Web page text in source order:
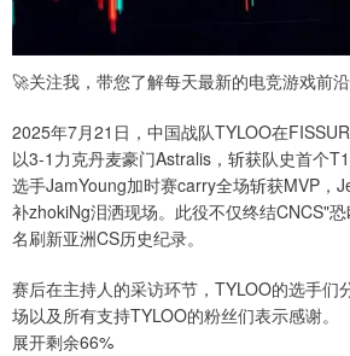
🚀关注我，带您了解每天最新的电竞游戏前沿
2025年7月21日，中国战队TYLOO在
以3-1力克丹麦豪门Astralis，斩获队史首个
选手JamYoung加时赛carry全场斩获MVP，
补zhokiNg泪洒现场。此役不仅终结CNCS"
名刷新亚洲CS历史纪录。
赛后在主持人的采访环节，TYLOO的选手们
场以及所有支持TYLOO的粉丝们表示感谢。
展开剩余66%